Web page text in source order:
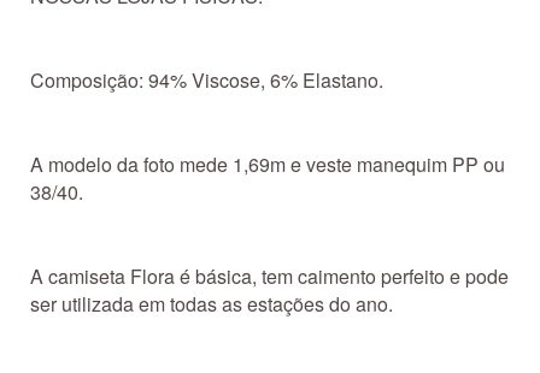
Composição: 94% Viscose, 6% Elastano.
A modelo da foto mede 1,69m e veste manequim PP ou
38/40.
A camiseta Flora é básica, tem caimento perfeito e pode
ser utilizada em todas as estações do ano.